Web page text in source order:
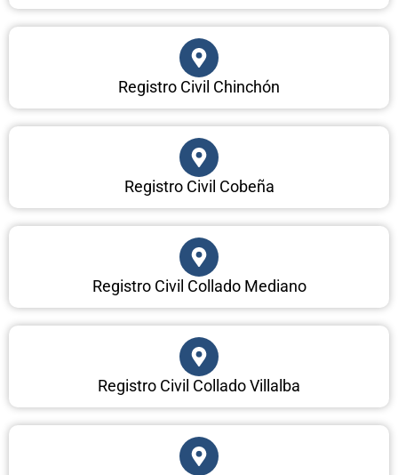
Registro Civil Chinchón
Registro Civil Cobeña
Registro Civil Collado Mediano
Registro Civil Collado Villalba